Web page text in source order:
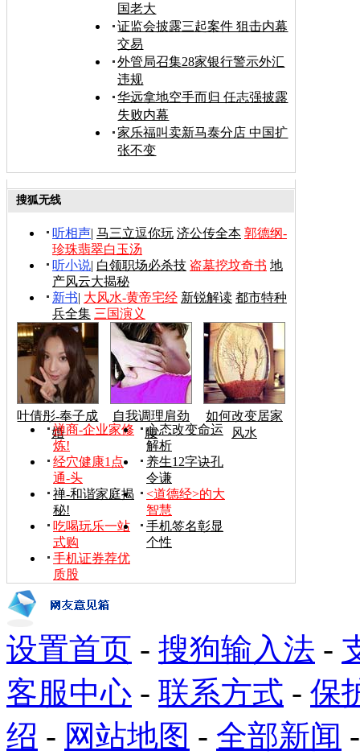
国老大
证监会披露三起案件 狙击内幕
交易
外管局召集28家银行警示外汇
违规
华远拿地空手而归 任志强披露
失败内幕
家乐福叫卖新马泰分店 中国扩
张不变
搜狐无线
听相声| 马三立逗你玩 济公传全本 郭德纲-
珍珠翡翠白玉汤
听小说| 白领职场必杀技 盗墓挖坟奇书 地
产风云大揭秘
新书| 大风水-黄帝宅经 新锐解读 都市特种
兵全集 三国演义
叶倩彤-奉子成
婚
自我调理肩劲
腰
如何改变居家
风水
禅商-企业家修
炼!
心态改变命运
解析
经穴健康1点
通-头
养生12字诀孔
令谦
禅-和谐家庭揭
秘!
<道德经>的大
智慧
吃喝玩乐一站
式购
手机签名彰显
个性
手机证券荐优
质股
设置首页 - 搜狗输入法 -
客服中心 - 联系方式 - 保
绍 - 网站地图 - 全部新闻